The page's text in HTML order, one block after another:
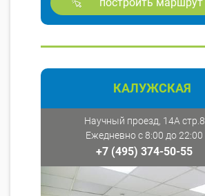
КАЛУЖСКАЯ
Научный проезд, 14А стр.8
Ежедневно с 8:00 до 22:00
+7 (495) 374-50-55